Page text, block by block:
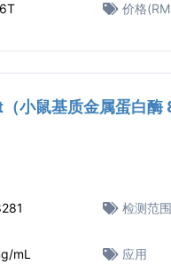
价格
小鼠基质金属蛋白酶
检测范围
mL 应用